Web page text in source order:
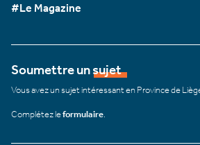
#Le Magazine
Soumettre un sujet
Vous avez un sujet intéressant en Province de
Complétez leformulaire